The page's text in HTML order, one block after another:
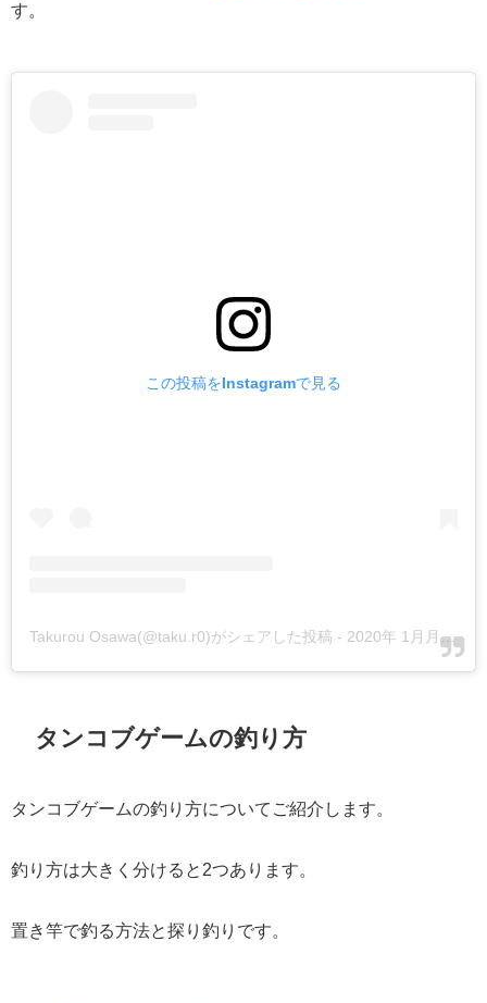
す。
この投稿をInstagramで見る
Takurou Osawa(@taku.r0)がシェアした投稿 - 2020年 1月月5日午前1時53分PST
タンコブゲームの釣り方
タンコブゲームの釣り方についてご紹介します。
釣り方は大きく分けると2つあります。
置き竿で釣る方法と探り釣りです。